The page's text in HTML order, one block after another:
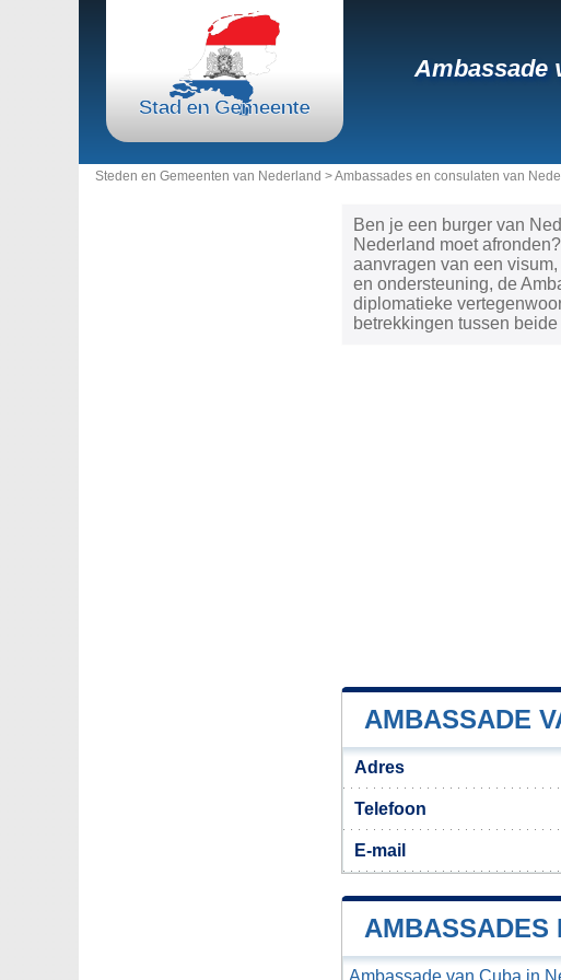
Ambassade
Steden en Gemeenten van Nederland >Ambassades en consulaten van
Ben je een burger van
Nederland moet
aanvragen van een
en ondersteuning, de
diplomatieke
betrekkingen tussen
AMBASSADE
Adres
Telefoon
E-mail
AMBASSADES
Ambassade van Cuba in